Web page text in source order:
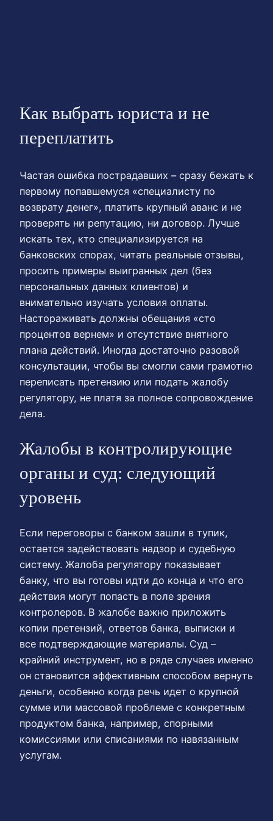
Как выбрать юриста и не
переплатить
Частая ошибка пострадавших – сразу бежать к
первому попавшемуся «специалисту по
возврату денег», платить крупный аванс и не
проверять ни репутацию, ни договор. Лучше
искать тех, кто специализируется на
банковских спорах, читать реальные отзывы,
просить примеры выигранных дел (без
персональных данных клиентов) и
внимательно изучать условия оплаты.
Настораживать должны обещания «сто
процентов вернем» и отсутствие внятного
плана действий. Иногда достаточно разовой
консультации, чтобы вы смогли сами грамотно
переписать претензию или подать жалобу
регулятору, не платя за полное сопровождение
дела.
Жалобы в контролирующие
органы и суд: следующий
уровень
Если переговоры с банком зашли в тупик,
остается задействовать надзор и судебную
систему. Жалоба регулятору показывает
банку, что вы готовы идти до конца и что его
действия могут попасть в поле зрения
контролеров. В жалобе важно приложить
копии претензий, ответов банка, выписки и
все подтверждающие материалы. Суд –
крайний инструмент, но в ряде случаев именно
он становится эффективным способом вернуть
деньги, особенно когда речь идет о крупной
сумме или массовой проблеме с конкретным
продуктом банка, например, спорными
комиссиями или списаниями по навязанным
услугам.